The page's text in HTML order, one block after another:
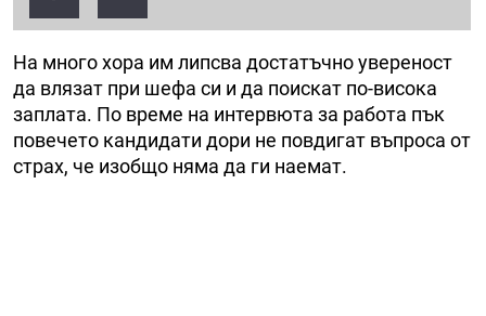
На много хора им липсва достатъчно увереност
да влязат при шефа си и да поискат по-висока
заплата. По време на интервюта за работа пък
повечето кандидати дори не повдигат въпроса от
страх, че изобщо няма да ги наемат.